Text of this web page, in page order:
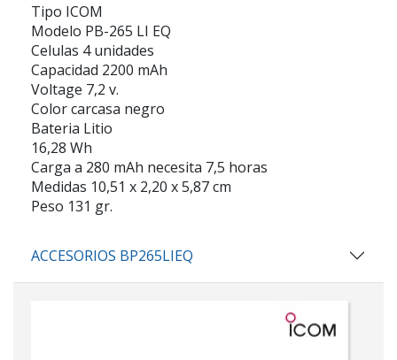
Tipo ICOM
Modelo PB-265 LI EQ
Celulas 4 unidades
Capacidad 2200 mAh
Voltage 7,2 v.
Color carcasa negro
Bateria Litio
16,28 Wh
Carga a 280 mAh necesita 7,5 horas
Medidas 10,51 x 2,20 x 5,87 cm
Peso 131 gr.
ACCESORIOS BP265LIEQ